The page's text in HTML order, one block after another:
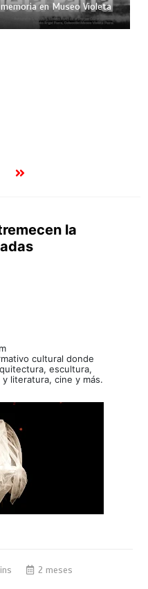
en Museo Violeta
la
cultural donde
escultura,
literatura, cine y más.
2 meses